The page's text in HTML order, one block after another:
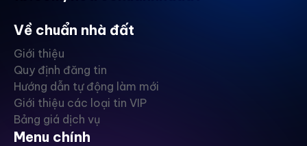
Về chuẩn nhà đất
Giới thiệu
Quy định đăng tin
Hướng dẫn tự động làm mới
Giới thiệu các loại tin VIP
Bảng giá dịch vụ
Menu chính